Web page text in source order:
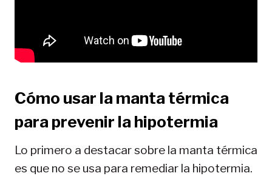
Cómo usar la manta térmica
para prevenir la hipotermia
Lo primero a destacar sobre la manta térmica
es que no se usa para remediar la hipotermia.